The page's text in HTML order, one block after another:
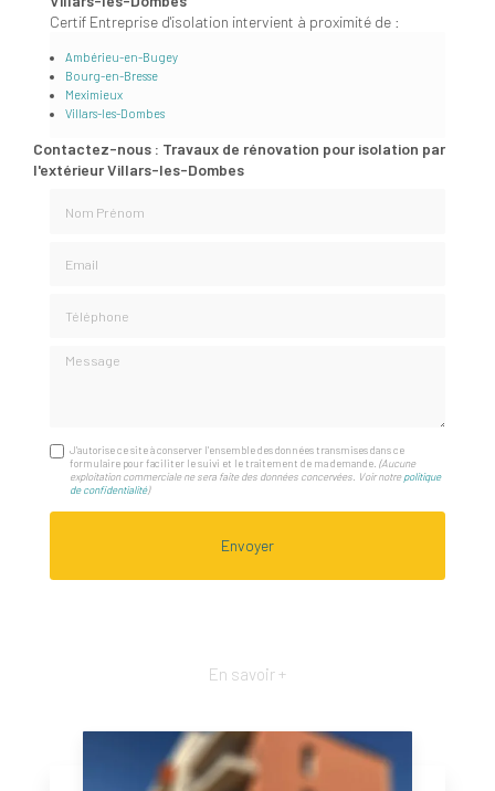
Certif Entreprise d'isolation intervient à proximité de :
Ambérieu-en-Bugey
Bourg-en-Bresse
Meximieux
Villars-les-Dombes
Contactez-nous : Travaux de rénovation pour isolation par
l'extérieur Villars-les-Dombes
Message
J'autorise ce site à conserver l'ensemble des données transmises dans ce
formulaire pour faciliter le suivi et le traitement de ma demande.(Aucune
exploitation commerciale ne sera faite des données concervées. Voir notrepolitique
de confidentialité)
En savoir +